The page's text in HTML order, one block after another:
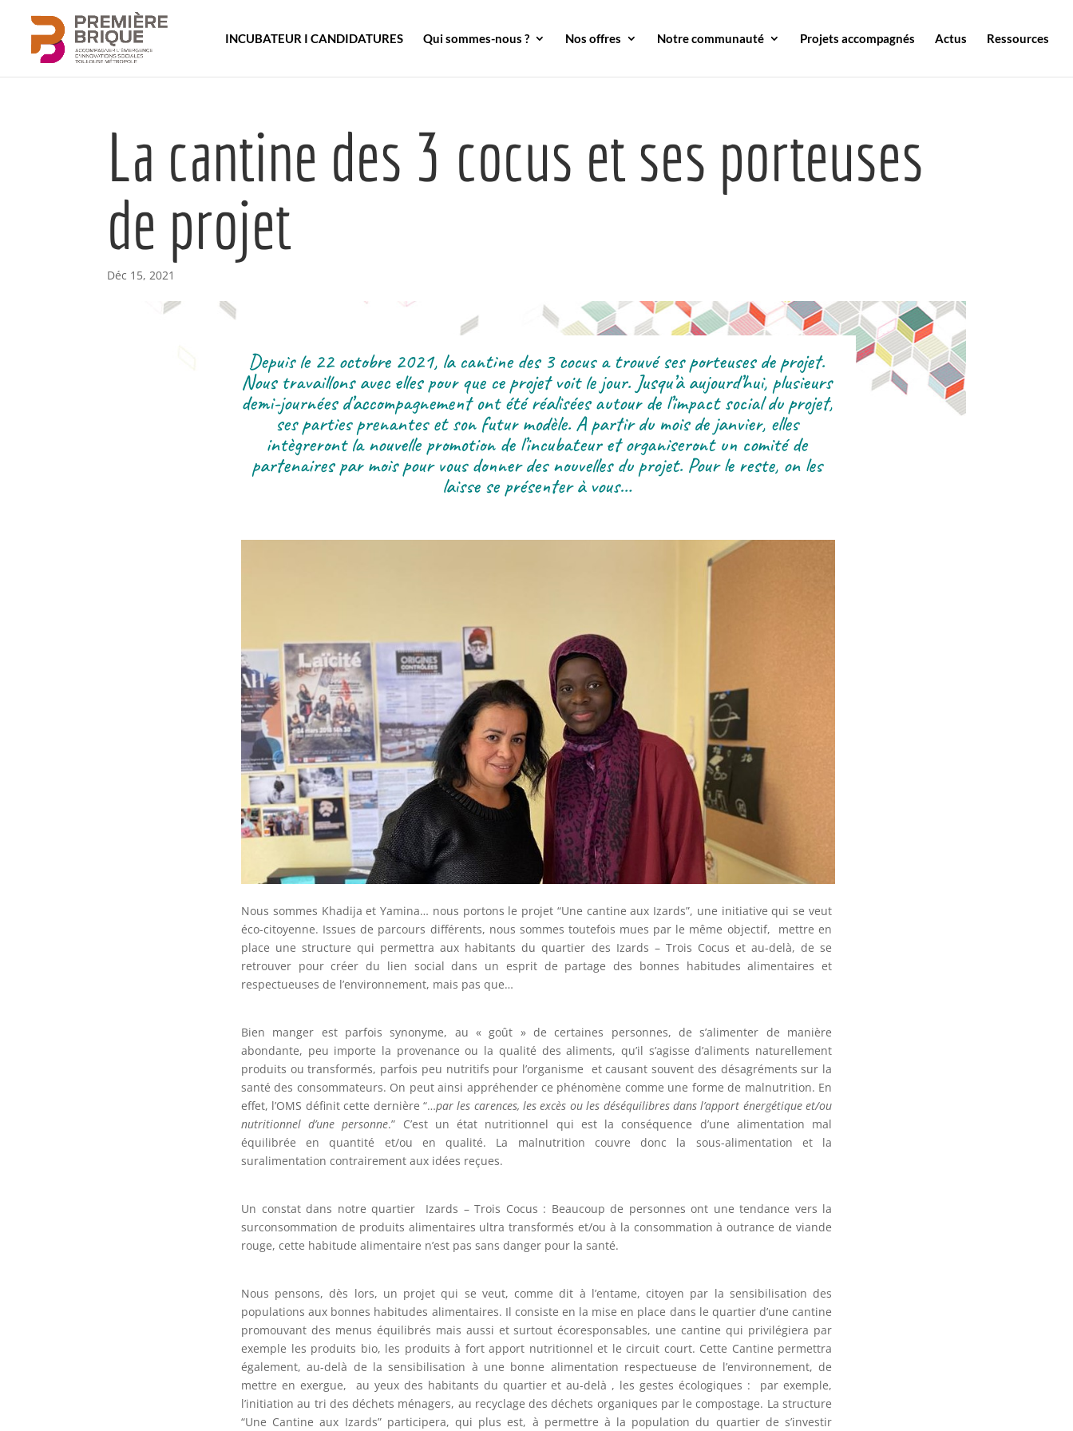
INCUBATEUR I CANDIDATURES Qui sommes-nous ? Nos offres Notre communauté Projets accompagnés Actus Ressources
La cantine des 3 cocus et ses porteuses
de projet
Déc 15, 2021
Depuis le 22 octobre 2021, la cantine des 3 cocus a trouvé ses porteuses de projet.
Nous travaillons avec elles pour que ce projet voit le jour. Jusqu’à aujourd’hui, plusieurs
demi-journées d’accompagnement ont été réalisées autour de l’impact social du projet,
ses parties prenantes et son futur modèle. A partir du mois de janvier, elles
intègreront la nouvelle promotion de l’incubateur et organiseront un comité de
partenaires par mois pour vous donner des nouvelles du projet. Pour le reste, on les
laisse se présenter à vous…
Nous sommes Khadija et Yamina… nous portons le projet “Une cantine aux Izards”, une initiative qui se veut
éco-citoyenne. Issues de parcours différents, nous sommes toutefois mues par le même objectif, mettre en
place une structure qui permettra aux habitants du quartier des Izards – Trois Cocus et au-delà, de se
retrouver pour créer du lien social dans un esprit de partage des bonnes habitudes alimentaires et
respectueuses de l’environnement, mais pas que…
Bien manger est parfois synonyme, au « goût » de certaines personnes, de s’alimenter de manière
abondante, peu importe la provenance ou la qualité des aliments, qu’il s’agisse d’aliments naturellement
produits ou transformés, parfois peu nutritifs pour l’organisme et causant souvent des désagréments sur la
santé des consommateurs. On peut ainsi appréhender ce phénomène comme une forme de malnutrition. En
effet, l’OMS définit cette dernière “…par les carences, les excès ou les déséquilibres dans l’apport énergétique et/ou
nutritionnel d’une personne.” C’est un état nutritionnel qui est la conséquence d’une alimentation mal
équilibrée en quantité et/ou en qualité. La malnutrition couvre donc la sous-alimentation et la
suralimentation contrairement aux idées reçues.
Un constat dans notre quartier Izards – Trois Cocus : Beaucoup de personnes ont une tendance vers la
surconsommation de produits alimentaires ultra transformés et/ou à la consommation à outrance de viande
rouge, cette habitude alimentaire n’est pas sans danger pour la santé.
Nous pensons, dès lors, un projet qui se veut, comme dit à l’entame, citoyen par la sensibilisation des
populations aux bonnes habitudes alimentaires. Il consiste en la mise en place dans le quartier d’une cantine
promouvant des menus équilibrés mais aussi et surtout écoresponsables, une cantine qui privilégiera par
exemple les produits bio, les produits à fort apport nutritionnel et le circuit court. Cette Cantine permettra
également, au-delà de la sensibilisation à une bonne alimentation respectueuse de l’environnement, de
mettre en exergue, au yeux des habitants du quartier et au-delà , les gestes écologiques : par exemple,
l’initiation au tri des déchets ménagers, au recyclage des déchets organiques par le compostage. La structure
“Une Cantine aux Izards” participera, qui plus est, à permettre à la population du quartier de s’investir